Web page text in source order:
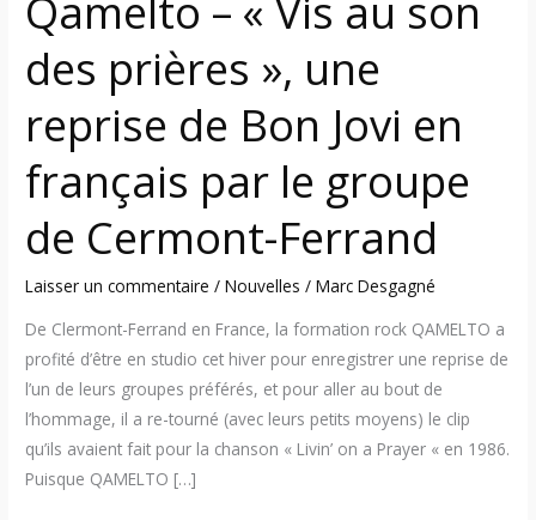
Qamelto – « Vis au son
des prières », une
reprise de Bon Jovi en
français par le groupe
de Cermont-Ferrand
Laisser un commentaire /Nouvelles /Marc Desgagné
De Clermont-Ferrand en France, la formation rock QAMELTO a
profité d’être en studio cet hiver pour enregistrer une reprise de
l’un de leurs groupes préférés, et pour aller au bout de
l’hommage, il a re-tourné (avec leurs petits moyens) le clip
qu’ils avaient fait pour la chanson « Livin’ on a Prayer « en 1986.
Puisque QAMELTO […]
Jovi
français
le
groupe
Cermont-
Ferrand